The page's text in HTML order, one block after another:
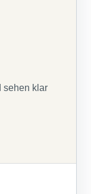
sehen klar